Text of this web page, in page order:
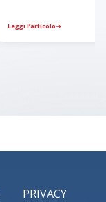
Leggi l’articolo→
PRIVACY